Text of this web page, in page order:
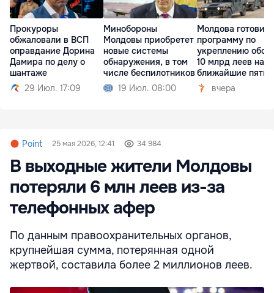
Прокуроры
обжаловали в ВСП
оправдание Дорина
Дамира по делу о
шантаже
29 Июл. 17:09
Минобороны
Молдовы приобретет
новые системы
обнаружения, в том
числе беспилотников
19 Июл. 08:00
Молдова готовит
программу по
укреплению
10 млрд леев на
ближайшие пять
вчера
Point 25 мая 2026, 12:41 34 984
В выходные жители Молдовы
потеряли 6 млн леев из-за
телефонных афер
По данным правоохранительных органов,
крупнейшая сумма, потерянная одной
жертвой, составила более 2 миллионов леев.